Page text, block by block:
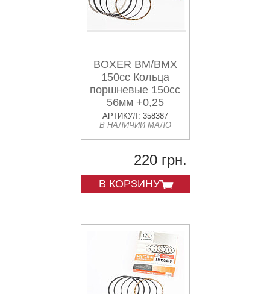
BOXER BM/BMX
150cc Кольца
поршневые 150cc
56мм +0,25
АРТИКУЛ: 358387
В НАЛИЧИИ МАЛО
220 грн.
В КОРЗИНУ